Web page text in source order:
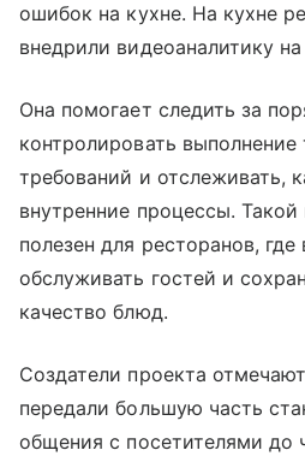
ошибок на кухне. На кухне
внедрили видеоаналитику
Она помогает следить за
контролировать выполнение
требований и отслеживать,
внутренние процессы.
полезен для ресторанов,
обслуживать гостей и
качество блюд.
Создатели проекта
передали большую часть
общения с посетителями до